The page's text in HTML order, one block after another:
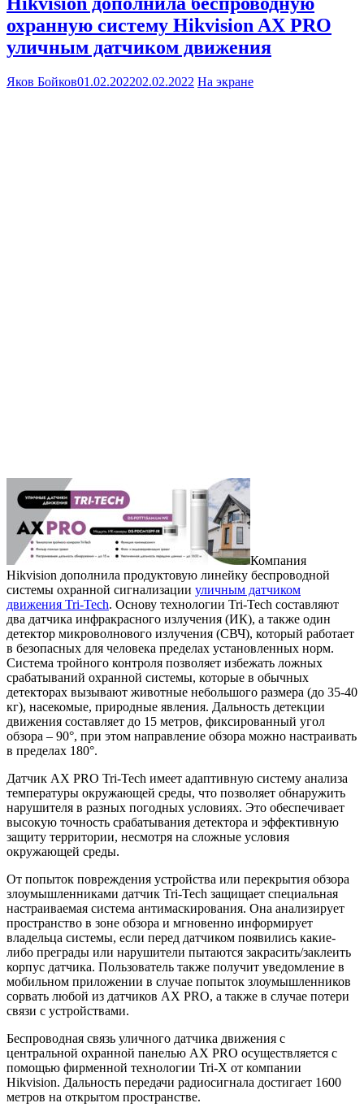
охранную систему Hikvision AX PRO
уличным датчиком движения
Яков Бойков01.02.202202.02.2022 На экране
Компания
Hikvision дополнила продуктовую линейку беспроводной
системы охранной сигнализации уличным датчиком
движения Tri-Tech. Основу технологии Tri-Tech составляют
два датчика инфракрасного излучения (ИК), а также один
детектор микроволнового излучения (СВЧ), который работает
в безопасных для человека пределах установленных норм.
Система тройного контроля позволяет избежать ложных
срабатываний охранной системы, которые в обычных
детекторах вызывают животные небольшого размера (до 35-40
кг), насекомые, природные явления. Дальность детекции
движения составляет до 15 метров, фиксированный угол
обзора – 90°, при этом направление обзора можно настраивать
в пределах 180°.
Датчик AX PRO Tri-Tech имеет адаптивную систему анализа
температуры окружающей среды, что позволяет обнаружить
нарушителя в разных погодных условиях. Это обеспечивает
высокую точность срабатывания детектора и эффективную
защиту территории, несмотря на сложные условия
окружающей среды.
От попыток повреждения устройства или перекрытия обзора
злоумышленниками датчик Tri-Tech защищает специальная
настраиваемая система антимаскирования. Она анализирует
пространство в зоне обзора и мгновенно информирует
владельца системы, если перед датчиком появились какие-
либо преграды или нарушители пытаются закрасить/заклеить
корпус датчика. Пользователь также получит уведомление в
мобильном приложении в случае попыток злоумышленников
сорвать любой из датчиков AX PRO, а также в случае потери
связи с устройствами.
Беспроводная связь уличного датчика движения с
центральной охранной панелью AX PRO осуществляется с
помощью фирменной технологии Tri-X от компании
Hikvision. Дальность передачи радиосигнала достигает 1600
метров на открытом пространстве.